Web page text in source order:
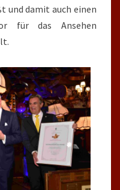
und damit auch einen
für das Ansehen